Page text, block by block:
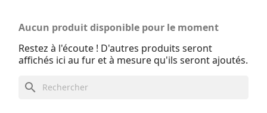
Aucun produit disponible pour le moment
Restez à l'écoute ! D'autres produits seront
affichés ici au fur et à mesure qu'ils seront ajoutés.
search